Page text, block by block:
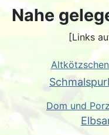
Nahe
[Links
Dom und